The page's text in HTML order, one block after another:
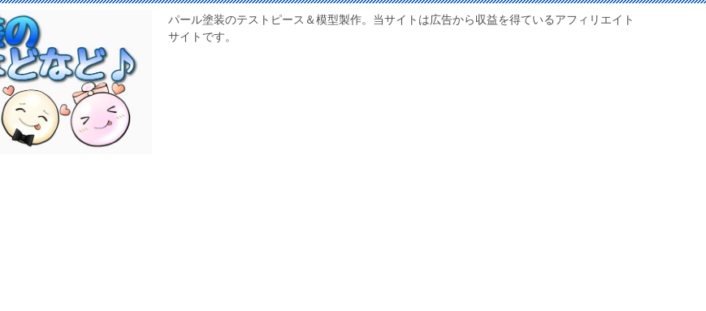
パール塗装のテストピース＆模型製作。当サイトは広告から収益を得ているアフィリエイト
サイトです。